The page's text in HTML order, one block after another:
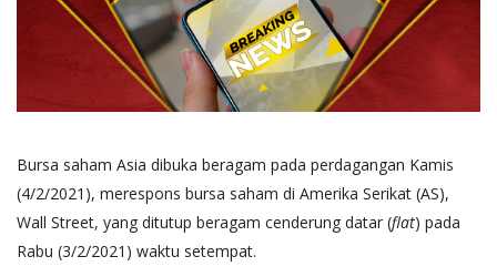
Bursa saham Asia dibuka beragam pada perdagangan Kamis
(4/2/2021), merespons bursa saham di Amerika Serikat (AS),
Wall Street, yang ditutup beragam cenderung datar (flat) pada
Rabu (3/2/2021) waktu setempat.